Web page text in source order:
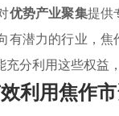
优势产业聚集提供
有潜力的行业，
分利用这些权益
利用焦作